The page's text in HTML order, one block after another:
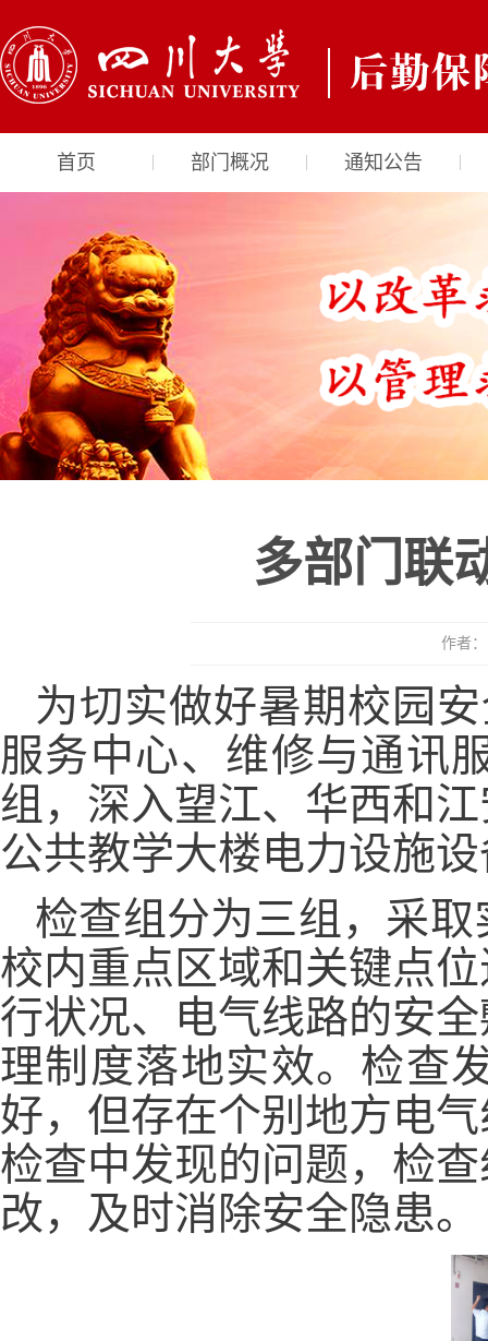
首页 部门概况 通知公告
多部门联
作者
为切实做好暑期校园
服务中心、维修与通讯
组，深入望江、华西和
公共教学大楼电力设施
检查组分为三组，采
校内重点区域和关键点
行状况、电气线路的安
理制度落地实效。检查
好，但存在个别地方电
检查中发现的问题，检
改，及时消除安全隐患。